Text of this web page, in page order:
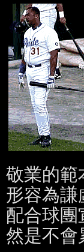
敬業的範
形容為謙
配合球團
然是不會